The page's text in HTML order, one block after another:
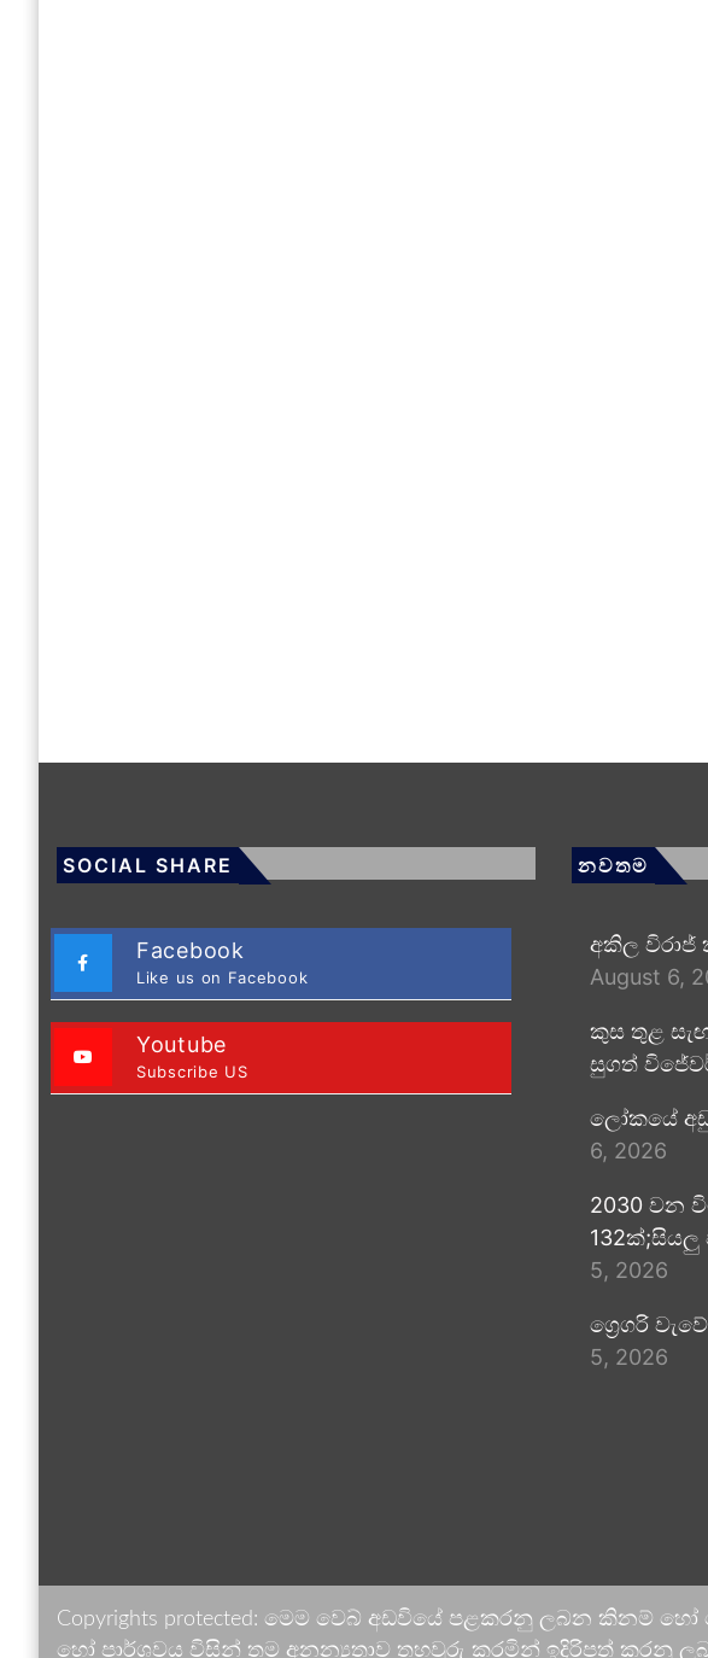
SOCIAL SHARE
Facebook
Like us on Facebook
Youtube
Subscribe US
නවතම
අකිල විරාජ්
August 6,
කුස තුළ
සුගත්
ලෝකයේ
6, 2026
2030 වන
132ක්;සියලු
5, 2026
ග්‍රෙගරි
5, 2026
Copyrights protected: මෙම වෙබ් අඩවියේ පළකරනු ලබන කිනම්
හෝ පාර්ශවය විසින් තම අනන්‍යතාව තහවුරු කරමින් ඉදිරිපත් කරනු